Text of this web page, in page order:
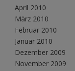
April 2010
März 2010
Februar 2010
Januar 2010
Dezember 2009
November 2009